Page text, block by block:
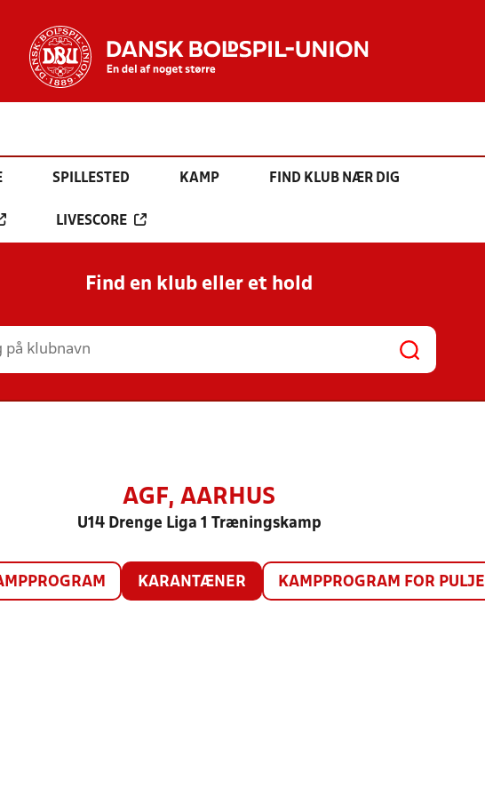
SPILLESTED KAMP FIND KLUB NÆR DIG
LIVESCORE
Find en klub eller et hold
AGF, AARHUS
U14 Drenge Liga 1 Træningskamp
KARANTÆNER KAMPPROGRAM FOR PULJE